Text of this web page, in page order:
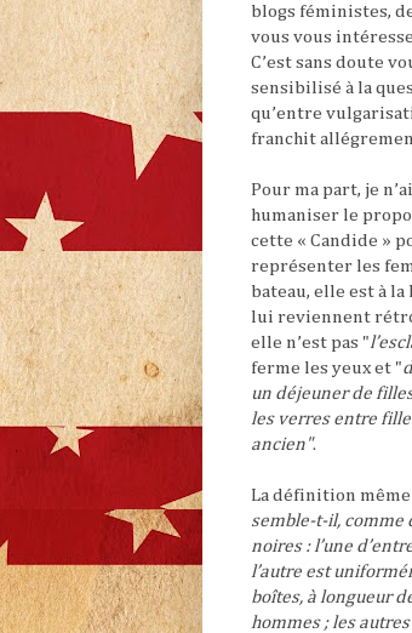
blogs féministes,
vous vous
C’est sans doute
sensibilisé à la
qu’entre
franchit
Pour ma part, je
humaniser le
cette « Candide »
représenter les
bateau, elle est à
lui reviennent
elle n’est pas "
ferme les yeux et "
un déjeuner de
les verres entre
ancien".
La définition
semble-t-il, comme
noires : l’une
l’autre est
boîtes, à longueur
hommes ; les